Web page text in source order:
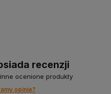
recenzji
ocenione produkty
opinie?